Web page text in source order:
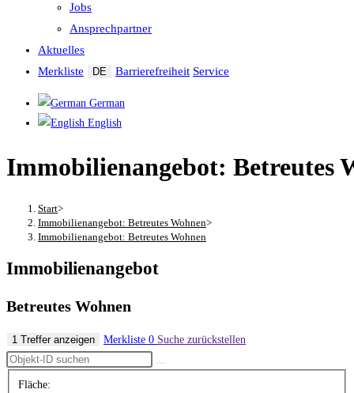
Jobs
Ansprechpartner
Aktuelles
Merkliste
DE Barrierefreiheit Service
German
English
Immobilienangebot: Betreutes
Start>
Immobilienangebot: Betreutes Wohnen>
Immobilienangebot: Betreutes Wohnen
Immobilienangebot
Betreutes Wohnen
1 Treffer anzeigen Merkliste 0 Suche zurückstellen
Fläche: